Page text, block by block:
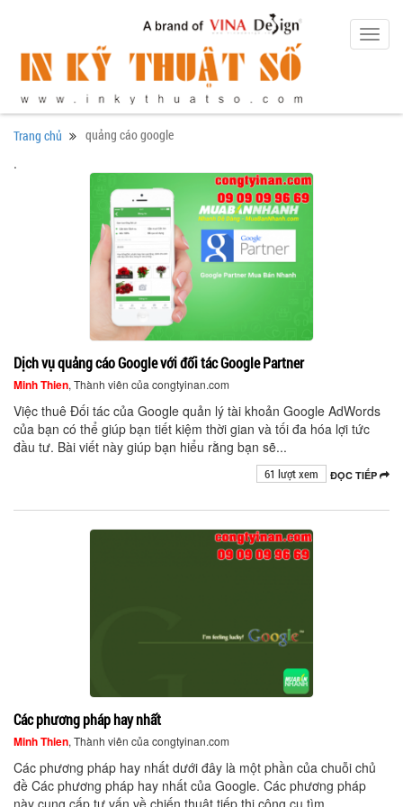
Trang chủ quảng cáo google
.
Dịch vụ quảng cáo Google với đối tác Google Partner
Minh Thien, Thành viên của congtyinan.com
Việc thuê Đối tác của Google quản lý tài khoản Google AdWords
của bạn có thể giúp bạn tiết kiệm thời gian và tối đa hóa lợi tức
đầu tư. Bài viết này giúp bạn hiểu rằng bạn sẽ...
ĐỌC TIẾP
61 lượt xem
Các phương pháp hay nhất
Minh Thien, Thành viên của congtyinan.com
Các phương pháp hay nhất dưới đây là một phần của chuỗi chủ
đề Các phương pháp hay nhất của Google. Các phương pháp
này cung cấp tư vấn về chiến thuật tiếp thị công cụ tìm...